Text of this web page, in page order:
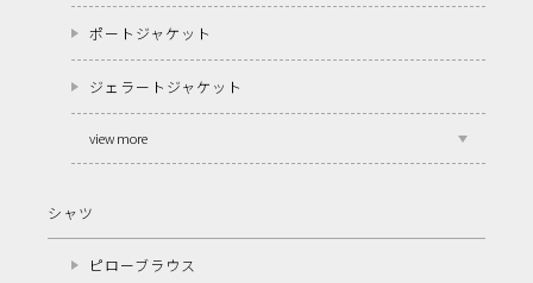
ポートジャケット
ジェラートジャケット
view more
シャツ
ピローブラウス